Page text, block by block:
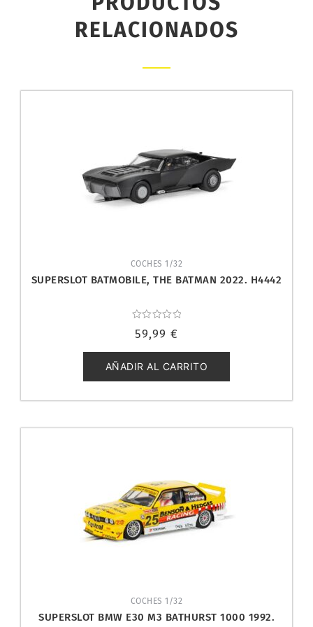
RELACIONADOS
COCHES 1/32
SUPERSLOT BATMOBILE, THE BATMAN 2022. H4442
con
de
5
59,99 €
AÑADIR AL CARRITO
COCHES 1/32
SUPERSLOT BMW E30 M3 BATHURST 1000 1992.